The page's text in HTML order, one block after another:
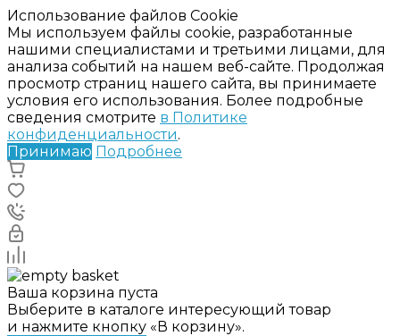
Использование файлов Cookie
Мы используем файлы cookie, разработанные
нашими специалистами и третьими лицами, для
анализа событий на нашем веб-сайте. Продолжая
просмотр страниц нашего сайта, вы принимаете
условия его использования. Более подробные
сведения смотрите в Политике
конфиденциальности.
Принимаю Подробнее
Ваша корзина пуста
Выберите в каталоге интересующий товар
и нажмите кнопку «В корзину».